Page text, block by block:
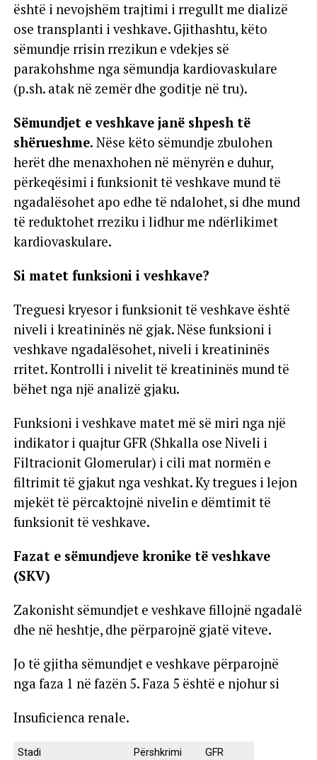
është i nevojshëm trajtimi i rregullt me dializë
ose transplanti i veshkave. Gjithashtu, këto
sëmundje rrisin rrezikun e vdekjes së
parakohshme nga sëmundja kardiovaskulare
(p.sh. atak në zemër dhe goditje në tru).
Sëmundjet e veshkave janë shpesh të
shërueshme. Nëse këto sëmundje zbulohen
herët dhe menaxhohen në mënyrën e duhur,
përkeqësimi i funksionit të veshkave mund të
ngadalësohet apo edhe të ndalohet, si dhe mund
të reduktohet rreziku i lidhur me ndërlikimet
kardiovaskulare.
Si matet funksioni i veshkave?
Treguesi kryesor i funksionit të veshkave është
niveli i kreatininës në gjak. Nëse funksioni i
veshkave ngadalësohet, niveli i kreatininës
rritet. Kontrolli i nivelit të kreatininës mund të
bëhet nga një analizë gjaku.
Funksioni i veshkave matet më së miri nga një
indikator i quajtur GFR (Shkalla ose Niveli i
Filtracionit Glomerular) i cili mat normën e
filtrimit të gjakut nga veshkat. Ky tregues i lejon
mjekët të përcaktojnë nivelin e dëmtimit të
funksionit të veshkave.
Fazat e sëmundjeve kronike të veshkave
(SKV)
Zakonisht sëmundjet e veshkave fillojnë ngadalë
dhe në heshtje, dhe përparojnë gjatë viteve.
Jo të gjitha sëmundjet e veshkave përparojnë
nga faza 1 në fazën 5. Faza 5 është e njohur si
Insuficienca renale.
Stadi Përshkrimi GFR